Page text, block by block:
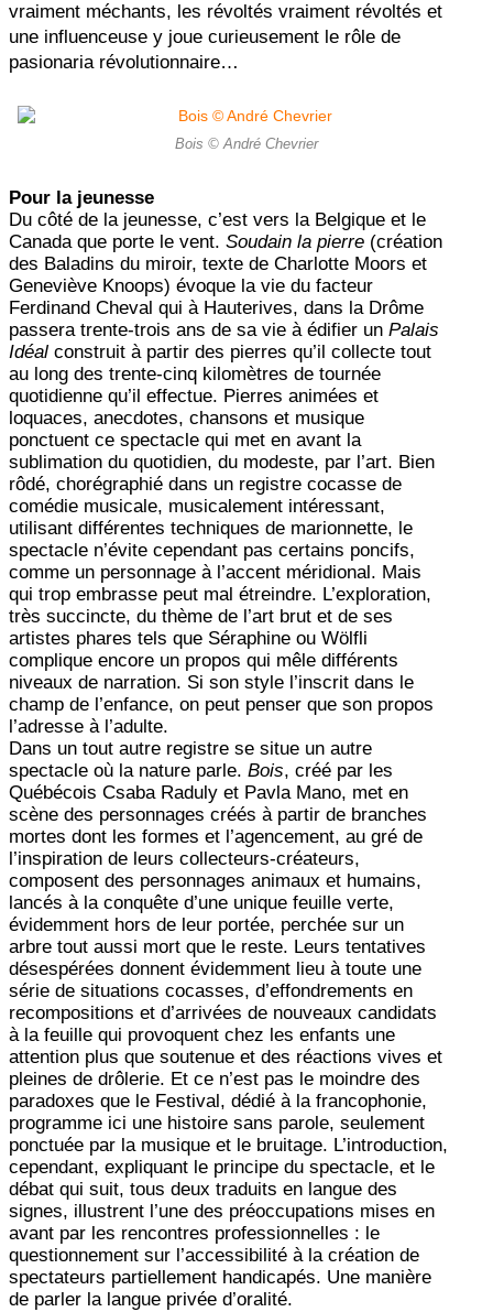
vraiment méchants, les révoltés vraiment révoltés et
une influenceuse y joue curieusement le rôle de
pasionaria révolutionnaire…
Bois © André Chevrier
Pour la jeunesse
Du côté de la jeunesse, c’est vers la Belgique et le
Canada que porte le vent. Soudain la pierre (création
des Baladins du miroir, texte de Charlotte Moors et
Geneviève Knoops) évoque la vie du facteur
Ferdinand Cheval qui à Hauterives, dans la Drôme
passera trente-trois ans de sa vie à édifier un Palais
Idéal construit à partir des pierres qu’il collecte tout
au long des trente-cinq kilomètres de tournée
quotidienne qu’il effectue. Pierres animées et
loquaces, anecdotes, chansons et musique
ponctuent ce spectacle qui met en avant la
sublimation du quotidien, du modeste, par l’art. Bien
rôdé, chorégraphié dans un registre cocasse de
comédie musicale, musicalement intéressant,
utilisant différentes techniques de marionnette, le
spectacle n’évite cependant pas certains poncifs,
comme un personnage à l’accent méridional. Mais
qui trop embrasse peut mal étreindre. L’exploration,
très succincte, du thème de l’art brut et de ses
artistes phares tels que Séraphine ou Wölfli
complique encore un propos qui mêle différents
niveaux de narration. Si son style l’inscrit dans le
champ de l’enfance, on peut penser que son propos
l’adresse à l’adulte.
Dans un tout autre registre se situe un autre
spectacle où la nature parle. Bois, créé par les
Québécois Csaba Raduly et Pavla Mano, met en
scène des personnages créés à partir de branches
mortes dont les formes et l’agencement, au gré de
l’inspiration de leurs collecteurs-créateurs,
composent des personnages animaux et humains,
lancés à la conquête d’une unique feuille verte,
évidemment hors de leur portée, perchée sur un
arbre tout aussi mort que le reste. Leurs tentatives
désespérées donnent évidemment lieu à toute une
série de situations cocasses, d’effondrements en
recompositions et d’arrivées de nouveaux candidats
à la feuille qui provoquent chez les enfants une
attention plus que soutenue et des réactions vives et
pleines de drôlerie. Et ce n’est pas le moindre des
paradoxes que le Festival, dédié à la francophonie,
programme ici une histoire sans parole, seulement
ponctuée par la musique et le bruitage. L’introduction,
cependant, expliquant le principe du spectacle, et le
débat qui suit, tous deux traduits en langue des
signes, illustrent l’une des préoccupations mises en
avant par les rencontres professionnelles : le
questionnement sur l’accessibilité à la création de
spectateurs partiellement handicapés. Une manière
de parler la langue privée d’oralité.